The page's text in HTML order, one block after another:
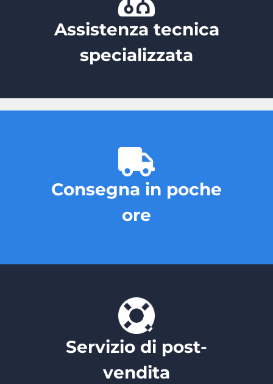
Assistenza tecnica
specializzata
Consegna in poche
ore
Servizio di post-
vendita